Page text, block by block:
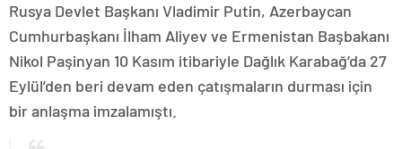
Rusya Devlet Başkanı Vladimir Putin, Azerbaycan
Cumhurbaşkanı İlham Aliyev ve Ermenistan Başbakanı
Nikol Paşinyan 10 Kasım itibariyle Dağlık Karabağ’da 27
Eylül’den beri devam eden çatışmaların durması için
bir anlaşma imzalamıştı.